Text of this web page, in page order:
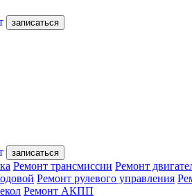
записаться
записаться
Ремонт трансмиссии Ремонт
Ремонт рулевого управления
Ремонт АКПП